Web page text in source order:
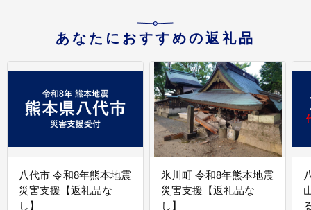
あなたにおすすめの返礼品
八代市 令和8年熊本地震
災害支援【返礼品な
し】
氷川町 令和8年熊本地震
災害支援【返礼品な
し】